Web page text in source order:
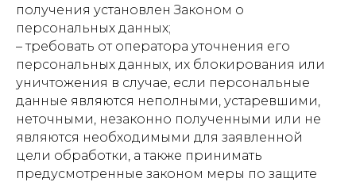
получения установлен Законом о
персональных данных;
– требовать от оператора уточнения его
персональных данных, их блокирования или
уничтожения в случае, если персональные
данные являются неполными, устаревшими,
неточными, незаконно полученными или не
являются необходимыми для заявленной
цели обработки, а также принимать
предусмотренные законом меры по защите